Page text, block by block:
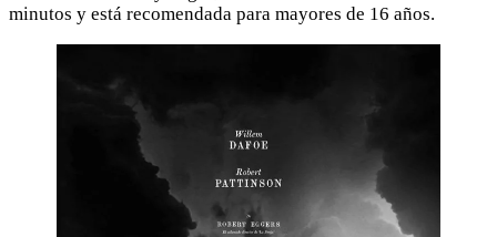
minutos y está recomendada para mayores de 16 años.